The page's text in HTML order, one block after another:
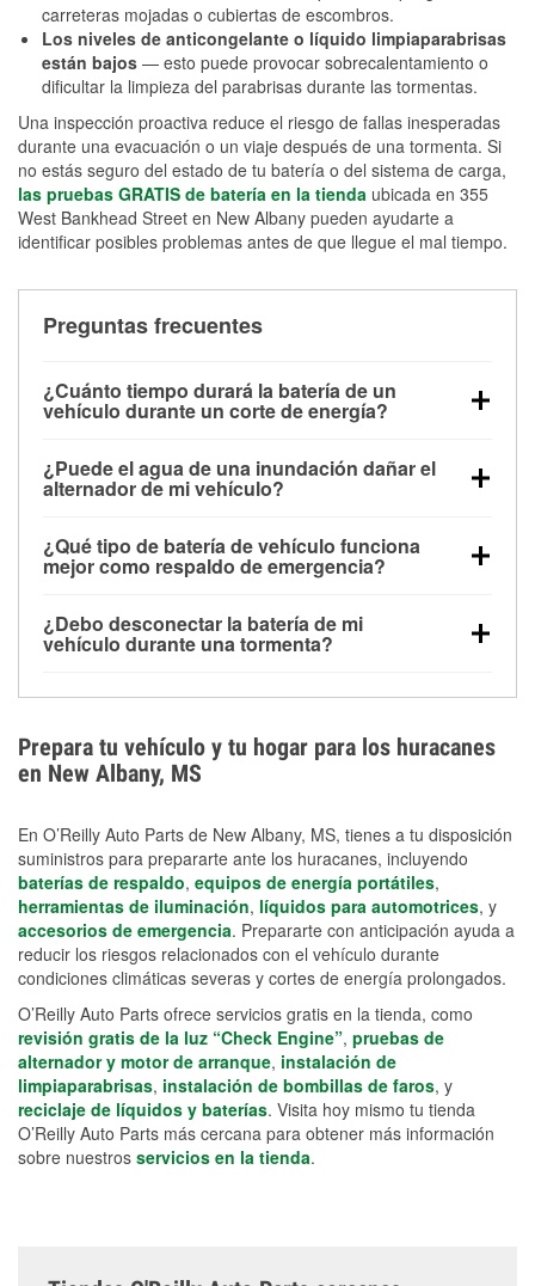
carreteras mojadas o cubiertas de escombros.
Los niveles de anticongelante o líquido limpiaparabrisas
están bajos — esto puede provocar sobrecalentamiento o
dificultar la limpieza del parabrisas durante las tormentas.
Una inspección proactiva reduce el riesgo de fallas inesperadas
durante una evacuación o un viaje después de una tormenta. Si
no estás seguro del estado de tu batería o del sistema de carga,
las pruebas GRATIS de batería en la tienda ubicada en 355
West Bankhead Street en New Albany pueden ayudarte a
identificar posibles problemas antes de que llegue el mal tiempo.
Preguntas frecuentes
¿Cuánto tiempo durará la batería de un
vehículo durante un corte de energía?
alimentar pequeños accesorios durante un tiempo
limitado, pero el uso repetido sin conducir el vehículo
contar con un equipo de carga de respaldo para
cortes prolongados.
¿Puede el agua de una inundación dañar el
alternador de mi vehículo?
parte baja del compartimento del motor y pueden
dañarse si se sumergen, lo que puede provocar una
días después de la exposición.
¿Qué tipo de batería de vehículo funciona
mejor como respaldo de emergencia?
para aplicaciones de ciclo profundo porque son
selladas, resistentes a las vibraciones y más
¿Debo desconectar la batería de mi
vehículo durante una tormenta?
los daños por inundación. Evitar el agua estancada y
preparar opciones de carga de respaldo son
medidas de protección más efectivas.
Prepara tu vehículo y tu hogar para los huracanes
en New Albany, MS
En O’Reilly Auto Parts de New Albany, MS, tienes a tu disposición
suministros para prepararte ante los huracanes, incluyendo
baterías de respaldo, equipos de energía portátiles,
herramientas de iluminación, líquidos para automotrices, y
accesorios de emergencia. Prepararte con anticipación ayuda a
reducir los riesgos relacionados con el vehículo durante
condiciones climáticas severas y cortes de energía prolongados.
O’Reilly Auto Parts ofrece servicios gratis en la tienda, como
revisión gratis de la luz “Check Engine”, pruebas de
alternador y motor de arranque, instalación de
limpiaparabrisas, instalación de bombillas de faros, y
reciclaje de líquidos y baterías. Visita hoy mismo tu tienda
O’Reilly Auto Parts más cercana para obtener más información
sobre nuestros servicios en la tienda.